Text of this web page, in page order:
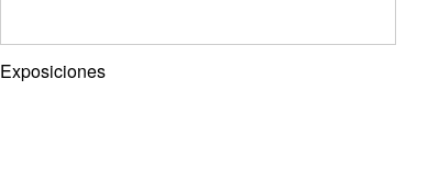
Exposiciones